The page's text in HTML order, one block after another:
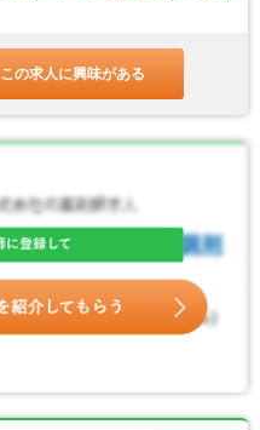
この求人に興味がある